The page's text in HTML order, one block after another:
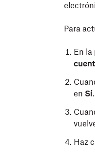
Para
En la
en Sí.
Haz